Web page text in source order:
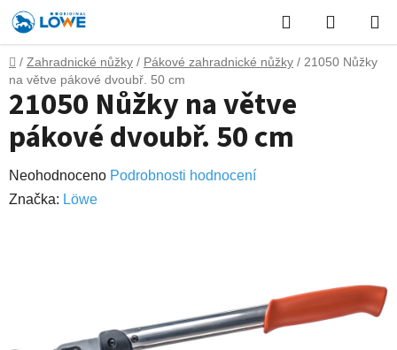
Přejít
na
obsah
Hledat
KOŠÍK
Domů
/ Zahradnické nůžky / Pákové zahradnické nůžky / 21050 Nůžky
na větve pákové dvoubř. 50 cm
21050 Nůžky na větve
pákové dvoubř. 50 cm
Průměrné
hodnocení
hvězdiček.
Neohodnoceno Podrobnosti hodnocení
Značka: Lӧwe